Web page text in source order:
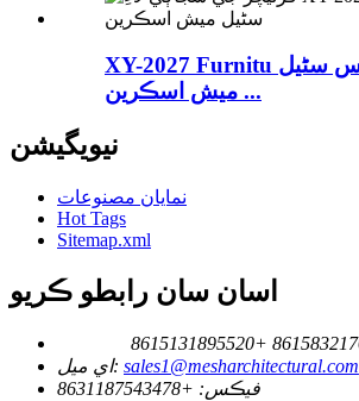
XY-2027 Furnitu لاء اسٽينلیس سٹیل
ميش اسڪرين ...
نيويگيشن
نمايان مصنوعات
Hot Tags
Sitemap.xml
اسان سان رابطو ڪريو
+8615131895520
اي ميل: sales1@mesharchitectural.com
فيڪس: +8631187543478